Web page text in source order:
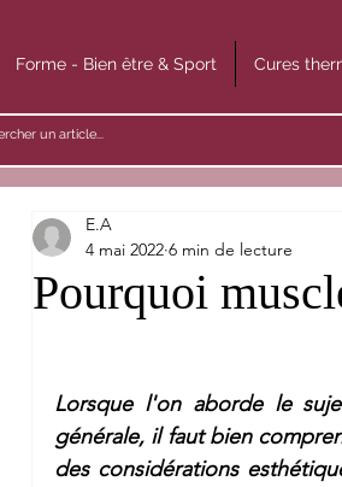
Forme - Bien être & Sport Cures
Pourquoi
E.A
4 mai 2022 6 min de lecture
Lorsque l'on aborde le
générale, il faut bien
des considérations